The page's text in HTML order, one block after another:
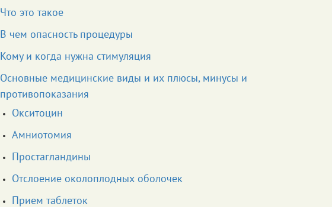
Что это такое
В чем опасность процедуры
Кому и когда нужна стимуляция
Основные медицинские виды и их плюсы, минусы и
противопоказания
Окситоцин
Амниотомия
Простагландины
Отслоение околоплодных оболочек
Прием таблеток